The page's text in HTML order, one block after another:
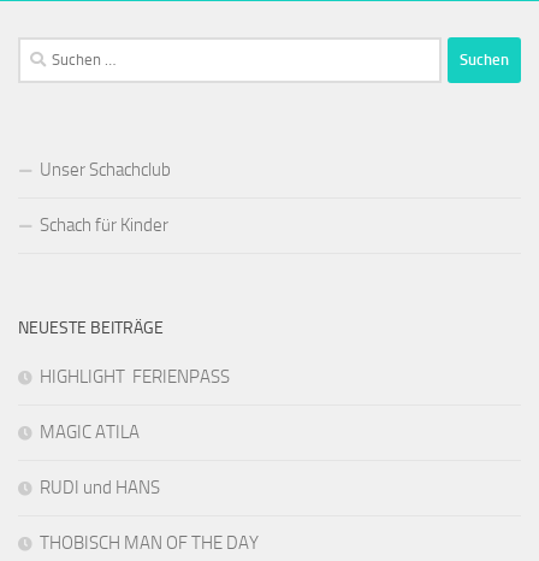
Suchen
nach:
Unser Schachclub
Schach für Kinder
NEUESTE BEITRÄGE
HIGHLIGHT FERIENPASS
MAGIC ATILA
RUDI und HANS
THOBISCH MAN OF THE DAY